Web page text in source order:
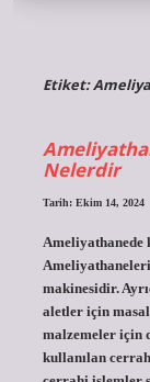
Etiket:
Nelerdir
Tarih: Ekim 14, 2024
Ameliyathanede
makinesidir.
aletler için
malzemeler için
kullanılan